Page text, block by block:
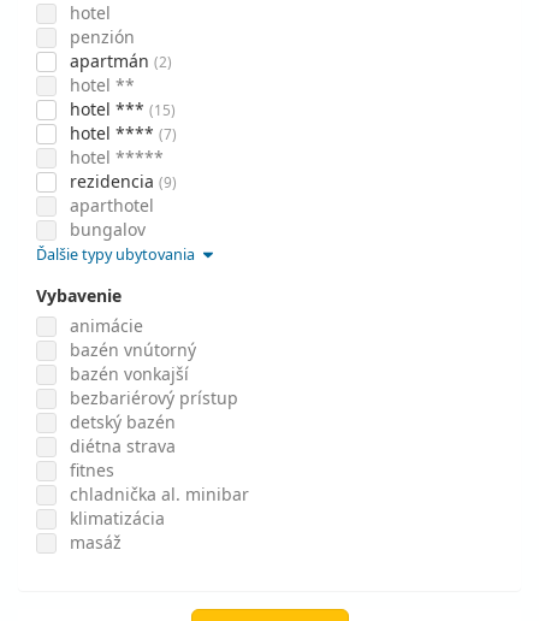
hotel
penzión
apartmán (2)
hotel **
hotel *** (15)
hotel **** (7)
hotel *****
rezidencia (9)
aparthotel
bungalov
Ďalšie typy ubytovania
Vybavenie
animácie
bazén vnútorný
bazén vonkajší
bezbariérový prístup
detský bazén
diétna strava
fitnes
chladnička al. minibar
klimatizácia
masáž